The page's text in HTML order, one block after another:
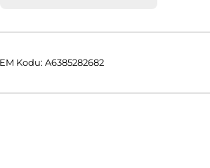
Kodu: A6385282682